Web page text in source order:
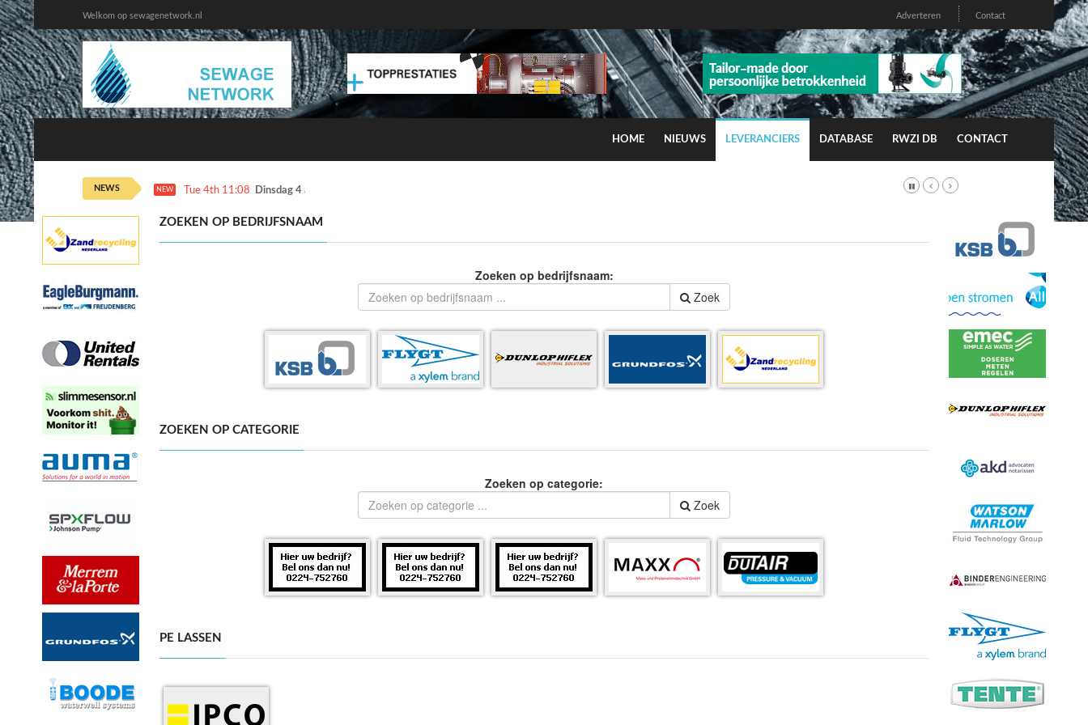
Welkom op sewagenetwork.nl Adverteren Contact
HOME NIEUWS LEVERANCIERS DATABASE RWZI DB CONTACT
NEWS NEW Tue 4th 11:08 Dinsdag 4 augustus kans op smog door ozon
ZOEKEN OP BEDRIJFSNAAM
Zoeken op bedrijfsnaam:
Zoek
ZOEKEN OP CATEGORIE
Zoeken op categorie:
Zoek
PE LASSEN